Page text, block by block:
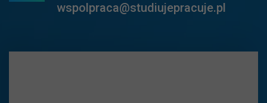
wspolpraca@studiujepracuje.pl